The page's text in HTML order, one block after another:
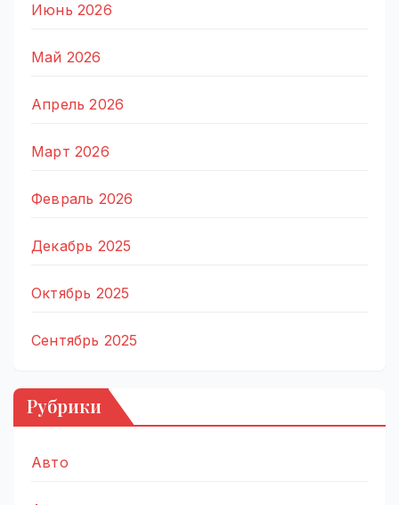
Июнь 2026
Май 2026
Апрель 2026
Март 2026
Февраль 2026
Декабрь 2025
Октябрь 2025
Сентябрь 2025
Рубрики
Авто